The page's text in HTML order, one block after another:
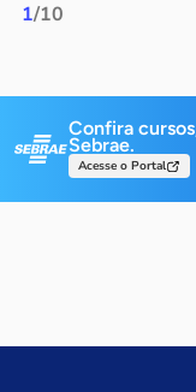
1/10
Confira
Sebrae.
Acesse o Portal